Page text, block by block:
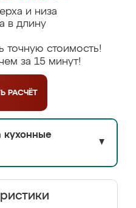
и низа
в длину
точную стоимость!
за 15 минут!
РАСЧЁТ
кухонные
▼